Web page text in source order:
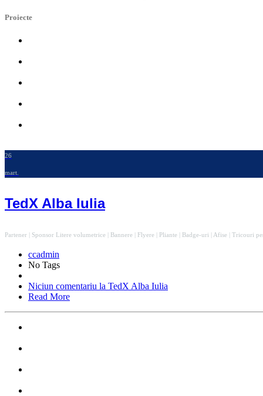
Proiecte
26
mart.
TedX Alba Iulia
Partener | Sponsor Litere volumetrice | Bannere | Flyere | Pliante | Badge-uri | Afise | Tricouri
ccadmin
No Tags
Niciun comentariu la TedX Alba Iulia
Read More